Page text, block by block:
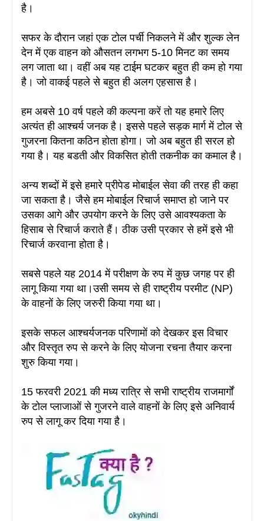
है ।
सफर के दौरान जहां एक टोल पर्ची निकलने में और शुल्क लेन
देन में एक वाहन को औसतन लगभग 5-10 मिनट का समय
लग जाता था। वहीं अब यह टाईम घटकर बहुत ही कम हो गया
है । जो वाकई पहले से बहुत ही अलग एहसास है।
हम अबसे 10 वर्ष पहले की कल्पना करें तो यह हमारे लिए
अत्यंत ही आश्चर्य जनक है । इससे पहले सड़क मार्ग में टोल से
गुजरना कितना कठिन होता होगा। जो अब बहुत ही सरल हो
गया है । यह बडती और विकसित होती तकनीक का कमाल है ।
अन्य शब्दों में इसे हमारे प्रीपेड मोबाईल सेवा की तरह ही कहा
जा सकता है। जैसे हम मोबाईल रिचार्ज समाप्त हो जाने पर
उसका आगे और उपयोग करने के लिए उसे आवश्यकता के
हिसाब से रिचार्ज कराते हैं। ठीक उसी प्रकार से हमें इसे भी
रिचार्ज करवाना होता है ।
सबसे पहले यह 2014 में परीक्षण के रुप में कुछ जगह पर ही
लागू किया गया था।उसी समय से ही राष्ट्रीय परमीट (NP)
के वाहनों के लिए जरुरी किया गया था।
इसके सफल आश्चर्यजनक परिणामों को देखकर इस विचार
और विस्तृत रुप से करने के लिए योजना रचना तैयार करना
शुरु किया गया।
15 फरवरी 2021 की मध्य रात्रि से सभी राष्ट्रीय राजमार्गों
के टोल प्लाजाओं से गुजरने वाले वाहनों के लिए इसे अनिवार्य
रुप से लागू कर दिया गया है ।